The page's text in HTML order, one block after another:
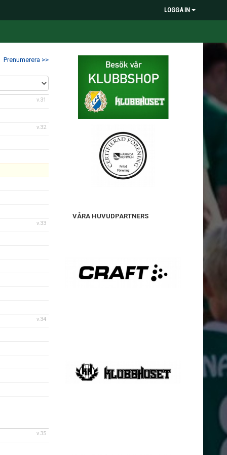
LOGGA IN
Prenumerera >>
v.31
v.32
v.33
v.34
v.35
VÅRA HUVUDPARTNERS